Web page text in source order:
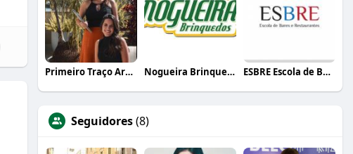
Primeiro Traço Arquitetura Nogueira Brinquedos ESBRE Escola de Bares e Restaurantes
Seguidores(8)